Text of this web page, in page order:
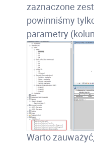
zaznaczone
powinniśmy
parametry
Warto